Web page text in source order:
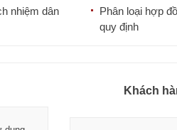
nhiệm dân
Phân loại hợp
quy định
Khách